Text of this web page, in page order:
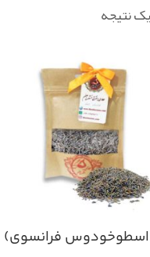
نتیجه
(اسطوخودوس فرانسوی)